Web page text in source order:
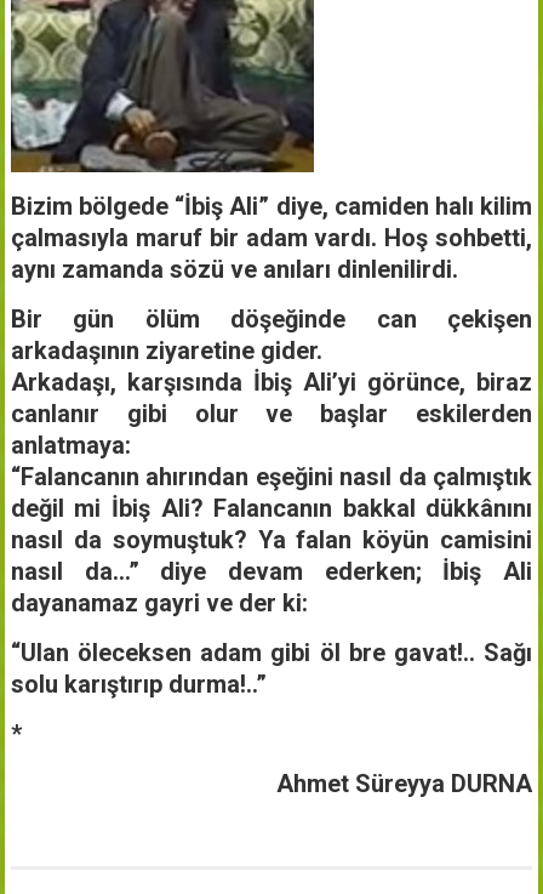
Bizim bölgede “İbiş Ali” diye, camiden halı kilim
çalmasıyla maruf bir adam vardı. Hoş sohbetti,
aynı zamanda sözü ve anıları dinlenilirdi.
Bir gün ölüm döşeğinde can çekişen
arkadaşının ziyaretine gider.
Arkadaşı, karşısında İbiş Ali’yi görünce, biraz
canlanır gibi olur ve başlar eskilerden
anlatmaya:
“Falancanın ahırından eşeğini nasıl da çalmıştık
değil mi İbiş Ali? Falancanın bakkal dükkânını
nasıl da soymuştuk? Ya falan köyün camisini
nasıl da…” diye devam ederken; İbiş Ali
dayanamaz gayri ve der ki:
“Ulan öleceksen adam gibi öl bre gavat!.. Sağı
solu karıştırıp durma!..”
*
Ahmet Süreyya DURNA